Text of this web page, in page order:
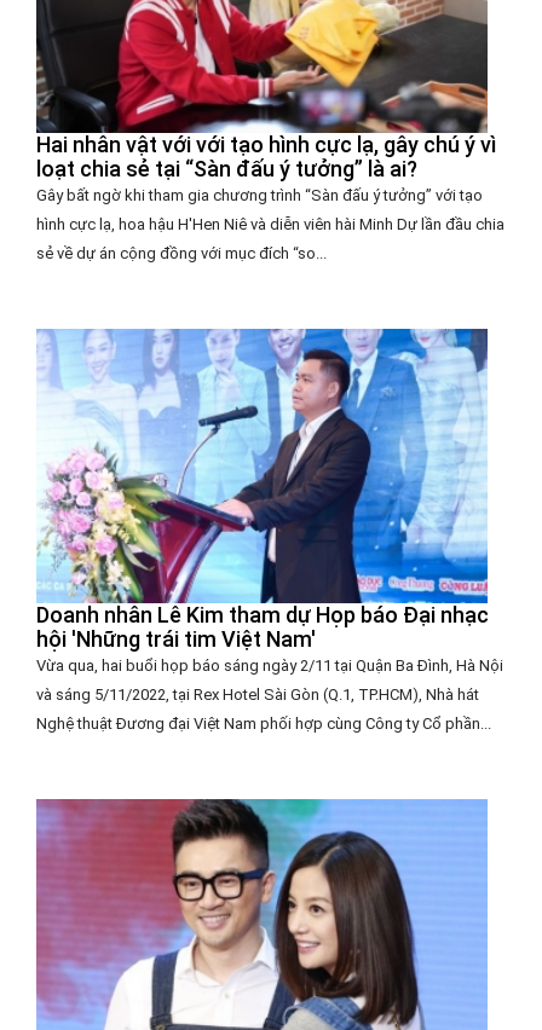
Hai nhân vật với với tạo hình cực lạ, gây chú ý vì
loạt chia sẻ tại “Sàn đấu ý tưởng” là ai?
Gây bất ngờ khi tham gia chương trình “Sàn đấu ý tưởng” với tạo
hình cực lạ, hoa hậu H'Hen Niê và diễn viên hài Minh Dự lần đầu chia
sẻ về dự án cộng đồng với mục đích “so...
Doanh nhân Lê Kim tham dự Họp báo Đại nhạc
hội 'Những trái tim Việt Nam'
Vừa qua, hai buổi họp báo sáng ngày 2/11 tại Quận Ba Đình, Hà Nội
và sáng 5/11/2022, tại Rex Hotel Sài Gòn (Q.1, TP.HCM), Nhà hát
Nghệ thuật Đương đại Việt Nam phối hợp cùng Công ty Cổ phần...